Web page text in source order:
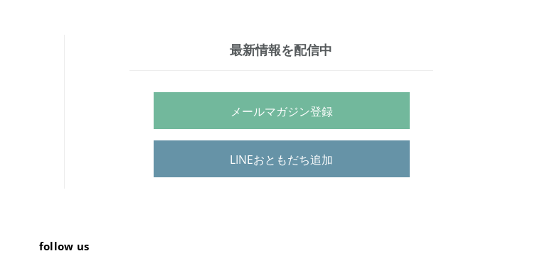
最新情報を配信中
メールマガジン登録
LINEおともだち追加
follow us